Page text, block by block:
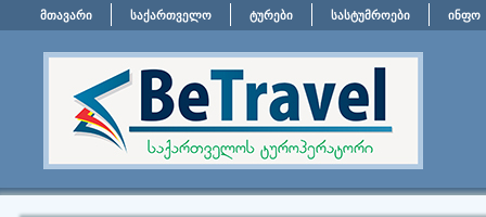
მთავარი საქართველო ტურები სასტუმროები ინფო